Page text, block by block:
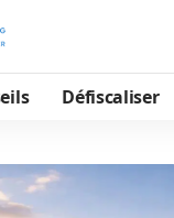
Défiscaliser